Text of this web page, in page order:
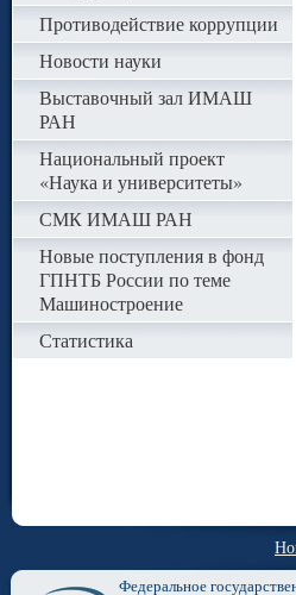
Противодействие коррупции
Новости науки
Выставочный зал ИМАШ
РАН
Национальный проект
«Наука и университеты»
СМК ИМАШ РАН
Новые поступления в фонд
ГПНТБ России по теме
Машиностроение
Статистика
Федеральное